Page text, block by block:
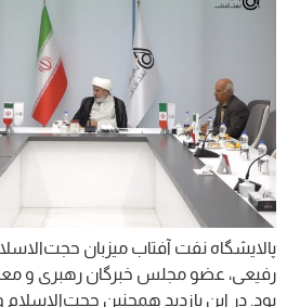
پالایشگاه نفت آفتاب میزبان
رفیعی، عضو مجلس خبرگان رهبری و
بود. در این بازدید همچنین